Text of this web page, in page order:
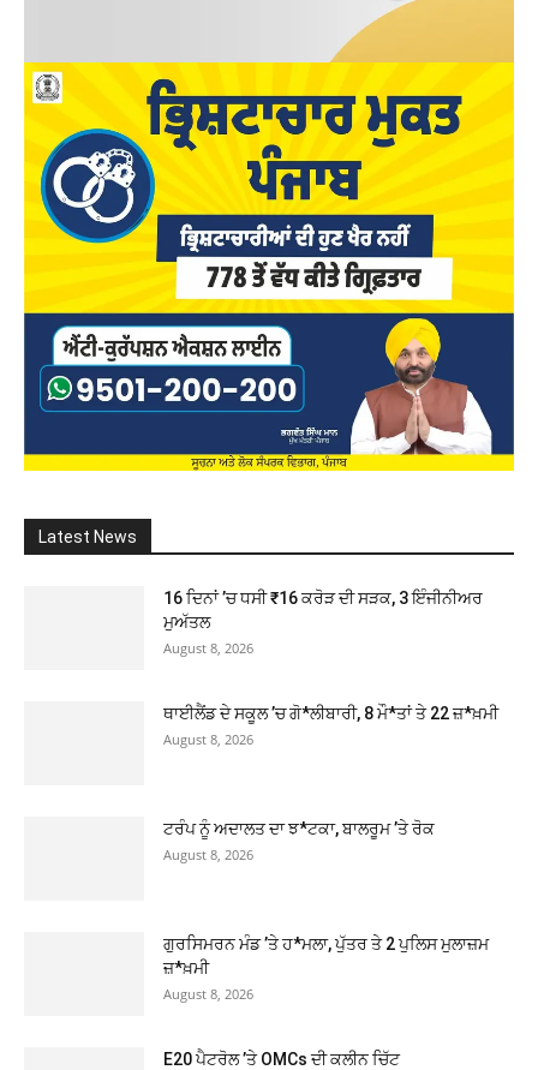
Latest News
16 ਦਿਨਾਂ ’ਚ ਧਸੀ ₹16 ਕਰੋੜ ਦੀ ਸੜਕ, 3 ਇੰਜੀਨੀਅਰ
ਮੁਅੱਤਲ
August 8, 2026
ਥਾਈਲੈਂਡ ਦੇ ਸਕੂਲ ’ਚ ਗੋ*ਲੀਬਾਰੀ, 8 ਮੌ*ਤਾਂ ਤੇ 22 ਜ਼*ਖ਼ਮੀ
August 8, 2026
ਟਰੰਪ ਨੂੰ ਅਦਾਲਤ ਦਾ ਝ*ਟਕਾ, ਬਾਲਰੂਮ ’ਤੇ ਰੋਕ
August 8, 2026
ਗੁਰਸਿਮਰਨ ਮੰਡ ’ਤੇ ਹ*ਮਲਾ, ਪੁੱਤਰ ਤੇ 2 ਪੁਲਿਸ ਮੁਲਾਜ਼ਮ
ਜ਼*ਖ਼ਮੀ
August 8, 2026
E20 ਪੈਟਰੋਲ ’ਤੇ OMCs ਦੀ ਕਲੀਨ ਚਿੱਟ